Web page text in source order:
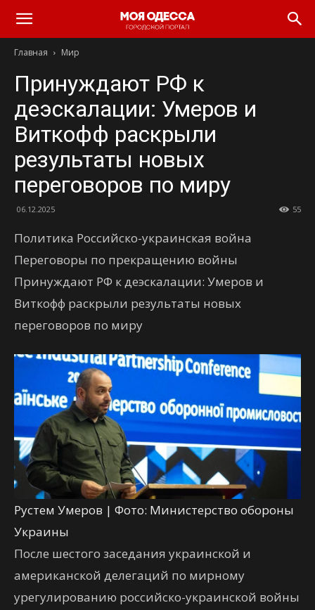
Моя
Одесса
Главная Мир
Принуждают РФ к
деэскалации: Умеров и
Виткофф раскрыли
результаты новых
переговоров по миру
06.12.2025 55
Политика Российско-украинская война
Переговоры по прекращению войны
Принуждают РФ к деэскалации: Умеров и
Виткофф раскрыли результаты новых
переговоров по миру
Рустем Умеров | Фото: Министерство обороны
Украины
После шестого заседания украинской и
американской делегаций по мирному
урегулированию российско-украинской войны